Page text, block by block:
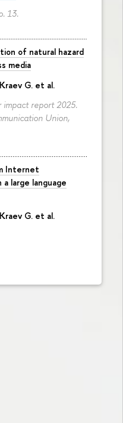
13.
of natural hazard
media
Kraev G. et al.
impact report 2025.
Union,
Internet
large language
Kraev G. et al.